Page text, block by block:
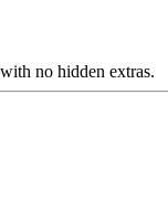
no hidden extras.